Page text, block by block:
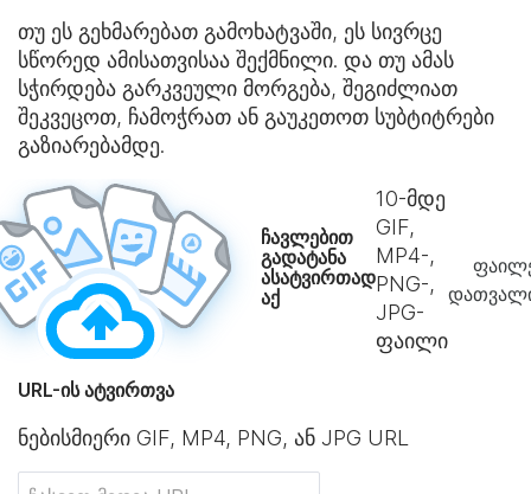
თუ ეს გეხმარებათ გამოხატვაში, ეს სივრცე
სწორედ ამისათვისაა შექმნილი. და თუ ამას
სჭირდება გარკვეული მორგება, შეგიძლიათ
შეკვეცოთ, ჩამოჭრათ ან გაუკეთოთ სუბტიტრები
გაზიარებამდე.
ჩავლებით
გადატანა
ასატვირთად
აქ
10-მდე
GIF,
MP4-,
PNG-,
JPG-
ფაილი
URL-ის ატვირთვა
ნებისმიერი GIF, MP4, PNG, ან JPG URL